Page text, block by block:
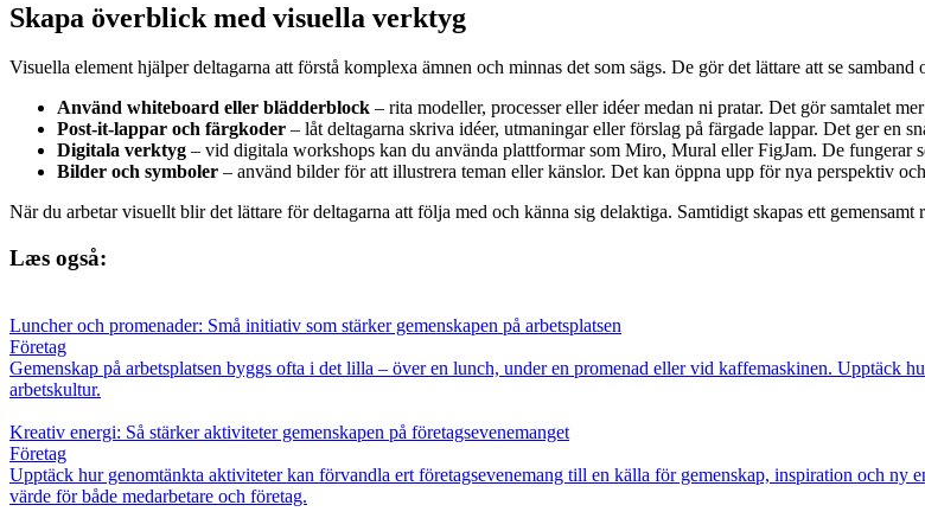
Skapa överblick med visuella verktyg
Visuella element hjälper deltagarna att förstå komplexa ämnen och minnas det som sägs. De gör det lättare att se
Använd whiteboard eller blädderblock – rita modeller, processer eller idéer medan ni pratar. Det gör samtalet
Post-it-lappar och färgkoder – låt deltagarna skriva idéer, utmaningar eller förslag på färgade lappar. Det ger en
Digitala verktyg – vid digitala workshops kan du använda plattformar som Miro, Mural eller FigJam. De fungerar
Bilder och symboler – använd bilder för att illustrera teman eller känslor. Det kan öppna upp för nya perspektiv
När du arbetar visuellt blir det lättare för deltagarna att följa med och känna sig delaktiga. Samtidigt skapas ett
Læs også:
Luncher och promenader: Små initiativ som stärker gemenskapen på arbetsplatsen
Företag
Gemenskap på arbetsplatsen byggs ofta i det lilla – över en lunch, under en promenad eller vid kaffemaskinen. Upptäck
arbetskultur.
Kreativ energi: Så stärker aktiviteter gemenskapen på företagsevenemanget
Företag
Upptäck hur genomtänkta aktiviteter kan förvandla ert företagsevenemang till en källa för gemenskap, inspiration och ny
värde för både medarbetare och företag.